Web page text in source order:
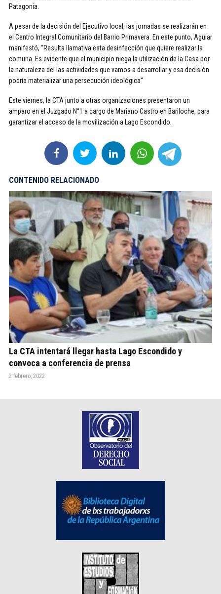
Patagonia.
A pesar de la decisión del Ejecutivo local, las jornadas se realizarán en
el Centro Integral Comunitario del Barrio Primavera. En este punto, Aguiar
manifestó, “Resulta llamativa esta desinfección que quiere realizar la
comuna. Es evidente que el municipio niega la utilización de la Casa por
la naturaleza del las actividades que vamos a desarrollar y esa decisión
podría materializar una persecución ideológica”
Este viernes, la CTA junto a otras organizaciones presentaron un
amparo en el Juzgado N°1 a cargo de Mariano Castro en Bariloche, para
garantizar el acceso de la movilización a Lago Escondido.
CONTENIDO RELACIONADO
La CTA intentará llegar hasta Lago Escondido y
convoca a conferencia de prensa
2 febrero, 2022